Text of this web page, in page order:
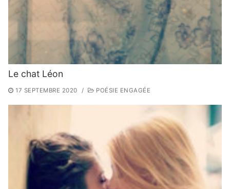
Le chat Léon
17 SEPTEMBRE 2020 / POÉSIE ENGAGÉE